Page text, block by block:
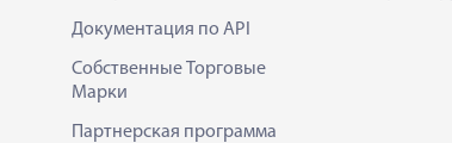
Документация по API
Собственные Торговые
Марки
Партнерская программа